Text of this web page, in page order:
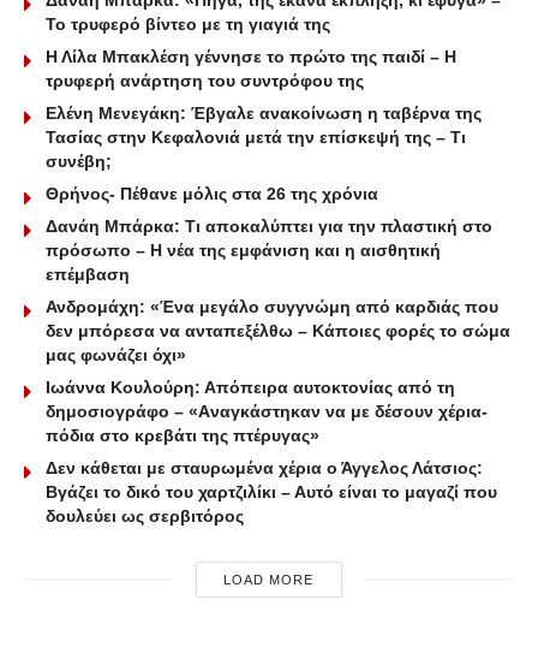
Το τρυφερό βίντεο με τη γιαγιά της
Η Λίλα Μπακλέση γέννησε το πρώτο της παιδί – Η
τρυφερή ανάρτηση του συντρόφου της
Ελένη Μενεγάκη: Έβγαλε ανακοίνωση η ταβέρνα της
Τασίας στην Κεφαλονιά μετά την επίσκεψή της – Τι
συνέβη;
Θρήνος- Πέθανε μόλις στα 26 της χρόνια
Δανάη Μπάρκα: Τι αποκαλύπτει για την πλαστική στο
πρόσωπο – Η νέα της εμφάνιση και η αισθητική
επέμβαση
Ανδρομάχη: «Ένα μεγάλο συγγνώμη από καρδιάς που
δεν μπόρεσα να ανταπεξέλθω – Κάποιες φορές το σώμα
μας φωνάζει όχι»
Ιωάννα Κουλούρη: Απόπειρα αυτοκτονίας από τη
δημοσιογράφο – «Aναγκάστηκαν να με δέσουν χέρια-
πόδια στο κρεβάτι της πτέρυγας»
Δεν κάθεται με σταυρωμένα χέρια ο Άγγελος Λάτσιος:
Βγάζει το δικό του χαρτζιλίκι – Αυτό είναι το μαγαζί που
δουλεύει ως σερβιτόρος
LOAD MORE